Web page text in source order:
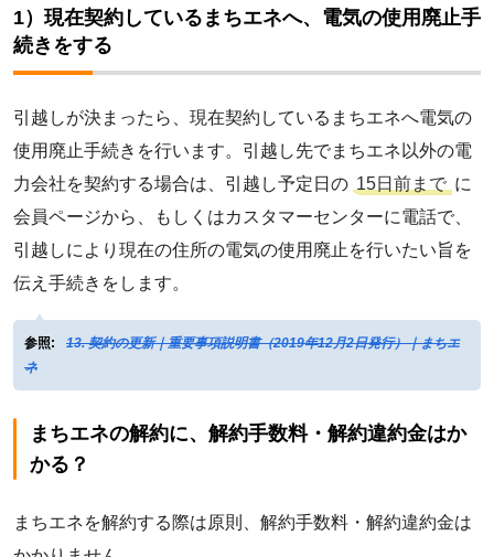
1）現在契約しているまちエネへ、電気の使用廃止手
続きをする
引越しが決まったら、現在契約しているまちエネへ電気の
使用廃止手続きを行います。引越し先でまちエネ以外の電
力会社を契約する場合は、引越し予定日の 15日前まで に
会員ページから、もしくはカスタマーセンターに電話で、
引越しにより現在の住所の電気の使用廃止を行いたい旨を
伝え手続きをします。
参照:
13. 契約の更新｜重要事項説明書（2019年12月2日発行）｜まちエ
ネ
まちエネの解約に、解約手数料・解約違約金はか
かる？
まちエネを解約する際は原則、解約手数料・解約違約金は